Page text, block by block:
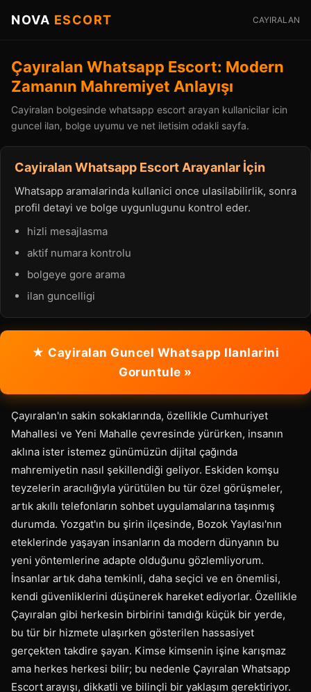
NOVA ESCORT CAYIRALAN
Çayıralan Whatsapp Escort: Modern
Zamanın Mahremiyet Anlayışı
Cayiralan bolgesinde whatsapp escort arayan kullanicilar icin
guncel ilan, bolge uyumu ve net iletisim odakli sayfa.
Cayiralan Whatsapp Escort Arayanlar İçin
Whatsapp aramalarinda kullanici once ulasilabilirlik, sonra
profil detayi ve bolge uygunlugunu kontrol eder.
hizli mesajlasma
aktif numara kontrolu
bolgeye gore arama
ilan guncelligi
★ Cayiralan Guncel Whatsapp Ilanlarini
Goruntule »
Çayıralan'ın sakin sokaklarında, özellikle Cumhuriyet
Mahallesi ve Yeni Mahalle çevresinde yürürken, insanın
aklına ister istemez günümüzün dijital çağında
mahremiyetin nasıl şekillendiği geliyor. Eskiden komşu
teyzelerin aracılığıyla yürütülen bu tür özel görüşmeler,
artık akıllı telefonların sohbet uygulamalarına taşınmış
durumda. Yozgat'ın bu şirin ilçesinde, Bozok Yaylası'nın
eteklerinde yaşayan insanların da modern dünyanın bu
yeni yöntemlerine adapte olduğunu gözlemliyorum.
İnsanlar artık daha temkinli, daha seçici ve en önemlisi,
kendi güvenliklerini düşünerek hareket ediyorlar. Özellikle
Çayıralan gibi herkesin birbirini tanıdığı küçük bir yerde,
bu tür bir hizmete ulaşırken gösterilen hassasiyet
gerçekten takdire şayan. Kimse kimsenin işine karışmaz
ama herkes herkesi bilir; bu nedenle Çayıralan Whatsapp
Escort arayışı, dikkatli ve bilinçli bir yaklaşım gerektiriyor.